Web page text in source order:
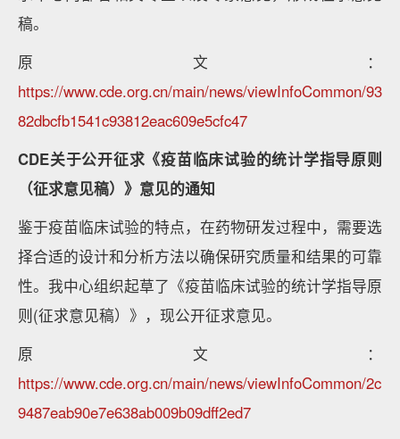
稿。
原文：
https://www.cde.org.cn/main/news/viewInfoCommon/93
82dbcfb1541c93812eac609e5cfc47
CDE关于公开征求《疫苗临床试验的统计学指导原则
（征求意见稿）》意见的通知
鉴于疫苗临床试验的特点，在药物研发过程中，需要选
择合适的设计和分析方法以确保研究质量和结果的可靠
性。我中心组织起草了《疫苗临床试验的统计学指导原
则(征求意见稿）》，现公开征求意见。
原文：
https://www.cde.org.cn/main/news/viewInfoCommon/2c
9487eab90e7e638ab009b09dff2ed7